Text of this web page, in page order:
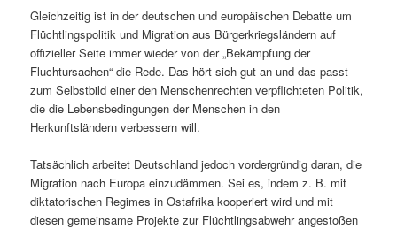
Gleichzeitig ist in der deutschen und europäischen Debatte um
Flüchtlingspolitik und Migration aus Bürgerkriegsländern auf
offizieller Seite immer wieder von der „Bekämpfung der
Fluchtursachen“ die Rede. Das hört sich gut an und das passt
zum Selbstbild einer den Menschenrechten verpflichteten Politik,
die die Lebensbedingungen der Menschen in den
Herkunftsländern verbessern will.
Tatsächlich arbeitet Deutschland jedoch vordergründig daran, die
Migration nach Europa einzudämmen. Sei es, indem z. B. mit
diktatorischen Regimes in Ostafrika kooperiert wird und mit
diesen gemeinsame Projekte zur Flüchtlingsabwehr angestoßen